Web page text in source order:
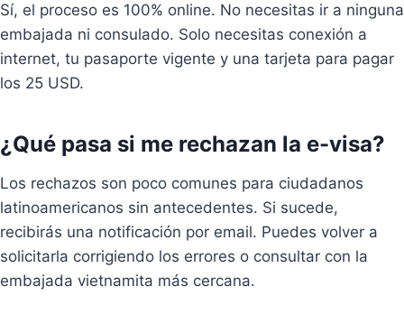
Sí, el proceso es 100% online. No necesitas ir a ninguna
embajada ni consulado. Solo necesitas conexión a
internet, tu pasaporte vigente y una tarjeta para pagar
los 25 USD.
¿Qué pasa si me rechazan la e-visa?
Los rechazos son poco comunes para ciudadanos
latinoamericanos sin antecedentes. Si sucede,
recibirás una notificación por email. Puedes volver a
solicitarla corrigiendo los errores o consultar con la
embajada vietnamita más cercana.